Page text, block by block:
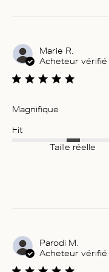
Marie R.
Acheteur vérifié
Magnifique
Fit
Taille réelle
Parodi M.
Acheteur vérifié